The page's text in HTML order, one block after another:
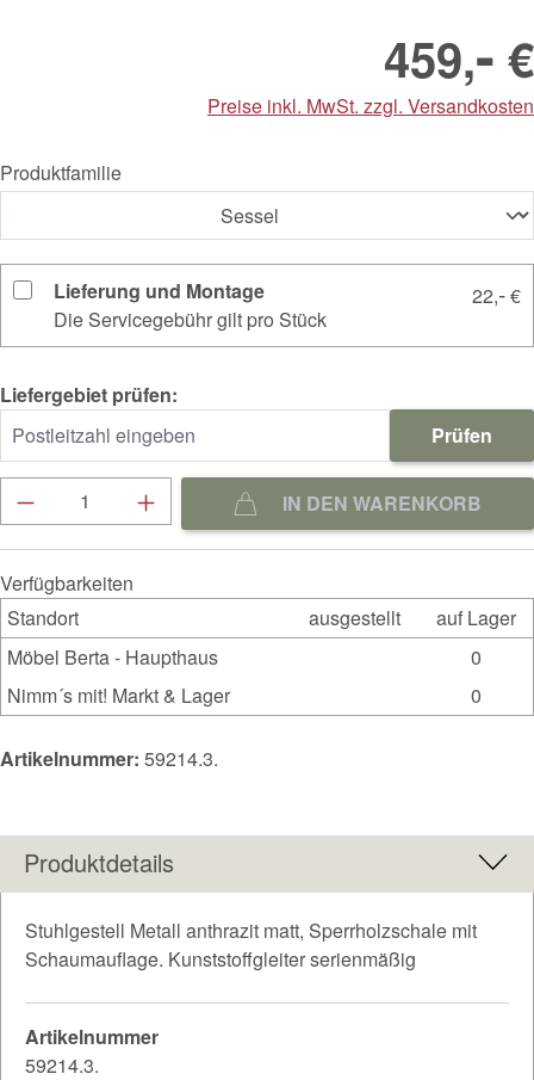
459,- €
Preise inkl. MwSt. zzgl. Versandkosten
Produktfamilie
Lieferung und Montage
Die Servicegebühr gilt pro Stück
22,-€
Liefergebiet prüfen:
Prüfen
Produkt Anzahl: Gib den gewünschten Wert
IN DEN WARENKORB
Verfügbarkeiten
Standort
ausgestellt
auf Lager
Möbel Berta - Haupthaus
0
Nimm´s mit! Markt & Lager
0
Artikelnummer: 59214.3.
Produktdetails
Stuhlgestell Metall anthrazit matt, Sperrholzschale mit
Schaumauflage. Kunststoffgleiter serienmäßig
Artikelnummer
59214.3.